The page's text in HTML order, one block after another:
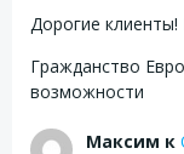
Дорогие
Гражданство
возможности
Максим к